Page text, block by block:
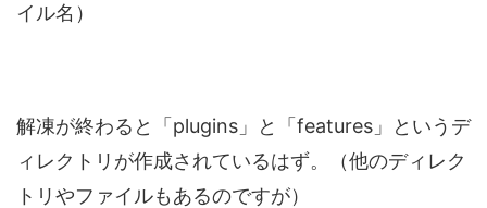
イル名）
解凍が終わると「plugins」と「features」というデ
ィレクトリが作成されているはず。（他のディレク
トリやファイルもあるのですが）